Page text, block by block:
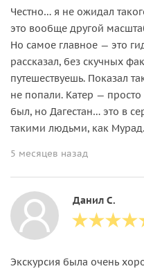
Честно… я не ожидал
это вообще другой
Но самое главное — это
рассказал, без скучных
путешествуешь. Показал
не попали. Катер —
был, но Дагестан… это в
такими людьми, как
5 месяцев назад
Данил С.
Экскурсия была очень